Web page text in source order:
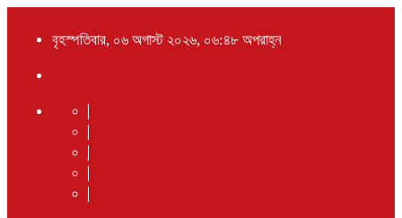
বৃহস্পতিবার, ০৬ অগাস্ট ২০২৬, ০৬:৪৮ অপরাহ্ন